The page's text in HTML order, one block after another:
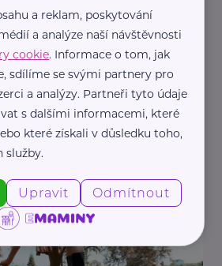
velkým dopadem
a reklam, poskytování
a analýze naší návštěvnosti
cookie. Informace o tom, jak
sdílíme se svými partnery pro
a analýzy. Partneři tyto údaje
s dalšími informacemi, které
které získali v důsledku toho,
služby.
Upravit Odmítnout